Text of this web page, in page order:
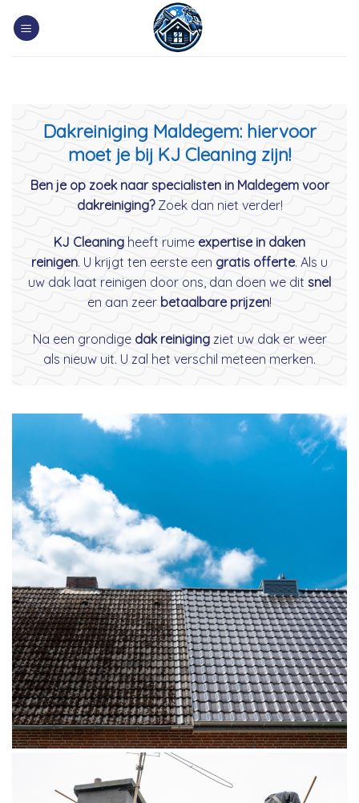
Dakreiniging Maldegem: hiervoor
moet je bij KJ Cleaning zijn!
Ben je op zoek naar specialisten in Maldegem voor
dakreiniging?Zoek dan niet verder!
KJ Cleaning heeft ruime expertise in daken
reinigen. U krijgt ten eerste een gratis offerte. Als u
uw dak laat reinigen door ons, dan doen we dit snel
en aan zeer betaalbare prijzen!
Na een grondige dak reinigingziet uw dak er weer
als nieuw uit. U zal het verschil meteen merken.